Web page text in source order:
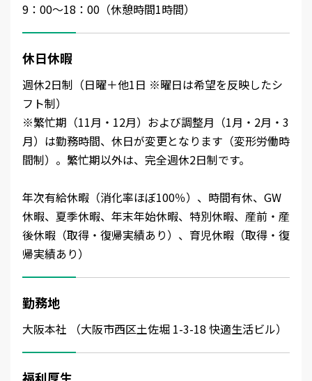
9：00～18：00（休憩時間1時間）
休日休暇
週休2日制（日曜＋他1日 ※曜日は希望を反映したシ
フト制）
※繁忙期（11月・12月）および調整月（1月・2月・3
月）は勤務時間、休日が変更となります（変形労働時
間制）。繁忙期以外は、完全週休2日制です。
年次有給休暇（消化率ほぼ100％）、時間有休、GW
休暇、夏季休暇、年末年始休暇、特別休暇、産前・産
後休暇（取得・復帰実績あり）、育児休暇（取得・復
帰実績あり）
勤務地
大阪本社 （大阪市西区土佐堀 1-3-18 快適生活ビル）